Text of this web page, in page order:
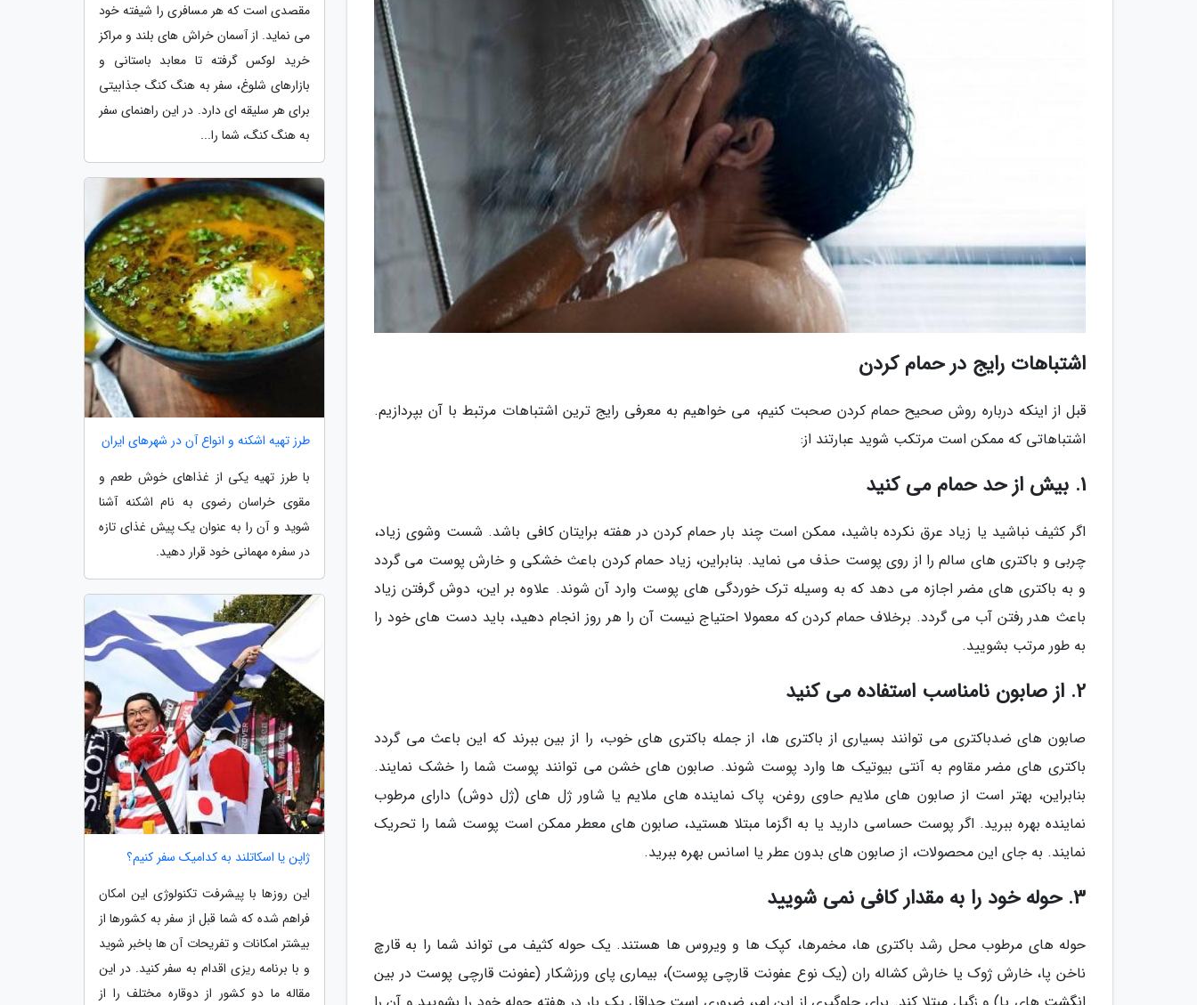
اشتباهات رایج در حمام کردن
قبل از اینکه درباره روش صحیح حمام کردن صحبت کنیم، می خواهیم به معرفی رایج ترین اشتباهات مرتبط با آن بپردازیم.
اشتباهاتی که ممکن است مرتکب شوید عبارتند از:
1. بیش از حد حمام می کنید
اگر کثیف نباشید یا زیاد عرق نکرده باشید، ممکن است چند بار حمام کردن در هفته برایتان کافی باشد. شست وشوی زیاد،
چربی و باکتری های سالم را از روی پوست حذف می نماید. بنابراین، زیاد حمام کردن باعث خشکی و خارش پوست می گردد
و به باکتری های مضر اجازه می دهد که به وسیله ترک خوردگی های پوست وارد آن شوند. علاوه بر این، دوش گرفتن زیاد
باعث هدر رفتن آب می گردد. برخلاف حمام کردن که معمولا احتیاج نیست آن را هر روز انجام دهید، باید دست های خود را
به طور مرتب بشویید.
2. از صابون نامناسب استفاده می کنید
صابون های ضدباکتری می توانند بسیاری از باکتری ها، از جمله باکتری های خوب، را از بین ببرند که این باعث می گردد
باکتری های مضر مقاوم به آنتی بیوتیک ها وارد پوست شوند. صابون های خشن می توانند پوست شما را خشک نمایند.
بنابراین، بهتر است از صابون های ملایم حاوی روغن، پاک نماینده های ملایم یا شاور ژل های (ژل دوش) دارای مرطوب
نماینده بهره ببرید. اگر پوست حساسی دارید یا به اگزما مبتلا هستید، صابون های معطر ممکن است پوست شما را تحریک
نمایند. به جای این محصولات، از صابون های بدون عطر یا اسانس بهره ببرید.
3. حوله خود را به مقدار کافی نمی شویید
حوله های مرطوب محل رشد باکتری ها، مخمرها، کپک ها و ویروس ها هستند. یک حوله کثیف می تواند شما را به قارچ
ناخن پا، خارش ژوک یا خارش کشاله ران (یک نوع عفونت قارچی پوست)، بیماری پای ورزشکار (عفونت قارچی پوست در بین
مقصدی است که هر مسافری را شیفته خود
می نماید. از آسمان خراش های بلند و مراکز
خرید لوکس گرفته تا معابد باستانی و
بازارهای شلوغ، سفر به هنگ کنگ جذابیتی
برای هر سلیقه ای دارد. در این راهنمای سفر
به هنگ کنگ، شما را...
طرز تهیه اشکنه و انواع آن در شهرهای ایران
با طرز تهیه یکی از غذاهای خوش طعم و
مقوی خراسان رضوی به نام اشکنه آشنا
شوید و آن را به عنوان یک پیش غذای تازه
در سفره مهمانی خود قرار دهید.
ژاپن یا اسکاتلند به کدامیک سفر کنیم؟
این روزها با پیشرفت تکنولوژی این امکان
فراهم شده که شما قبل از سفر به کشورها از
بیشتر امکانات و تفریحات آن ها باخبر شوید
و با برنامه ریزی اقدام به سفر کنید. در این
مقاله ما دو کشور از دوقاره مختلف را از